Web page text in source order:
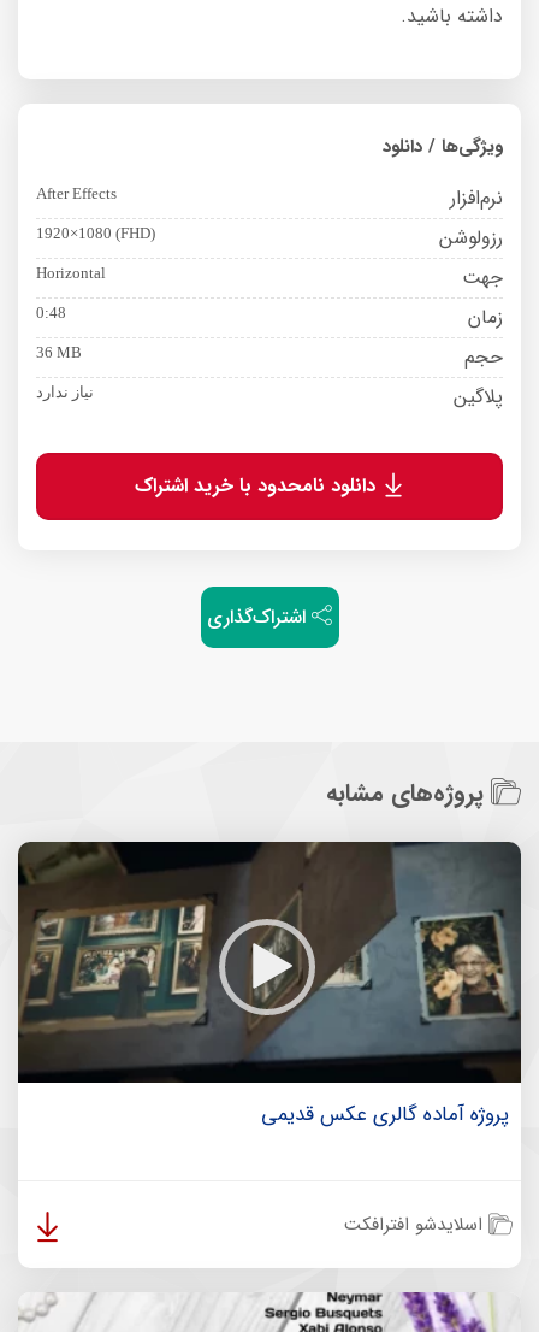
داشته باشید.
ویژگی‌ها / دانلود
نرم‌افزار After Effects
رزولوشن 1920×1080 (FHD)
جهت Horizontal
زمان 0:48
حجم 36 MB
پلاگین نیاز ندارد
دانلود نامحدود با خرید اشتراک
اشتراک‌گذاری
پروژه‌های مشابه
پروژه آماده گالری عکس قدیمی
اسلایدشو افترافکت